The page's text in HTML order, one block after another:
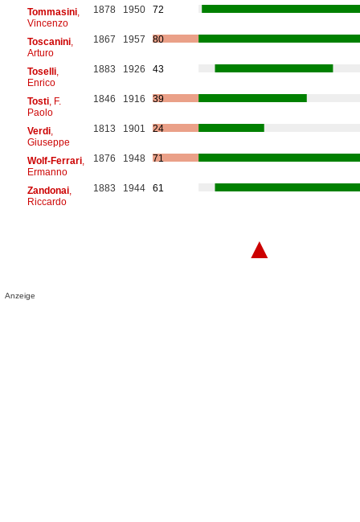
Tommasini,
Vincenzo
1878 1950 72
Toscanini,
Arturo
1867 1957 80
Toselli,
Enrico
1883 1926 43
Tosti, F.
Paolo
1846 1916 39
Verdi,
Giuseppe
1813 1901 24
Wolf-Ferrari,
Ermanno
1876 1948 71
Zandonai,
Riccardo
1883 1944 61
▲
Anzeige